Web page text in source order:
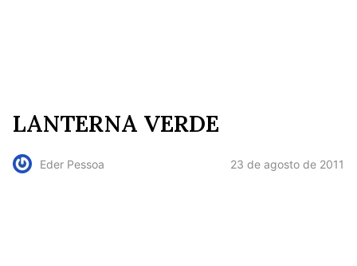
LANTERNA VERDE
Eder Pessoa 23 de agosto de 2011